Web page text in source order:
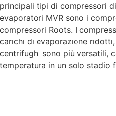
principali tipi di compressori
evaporatori MVR sono i
compressori Roots. I
carichi di evaporazione
centrifughi sono più versatili,
temperatura in un solo stadio